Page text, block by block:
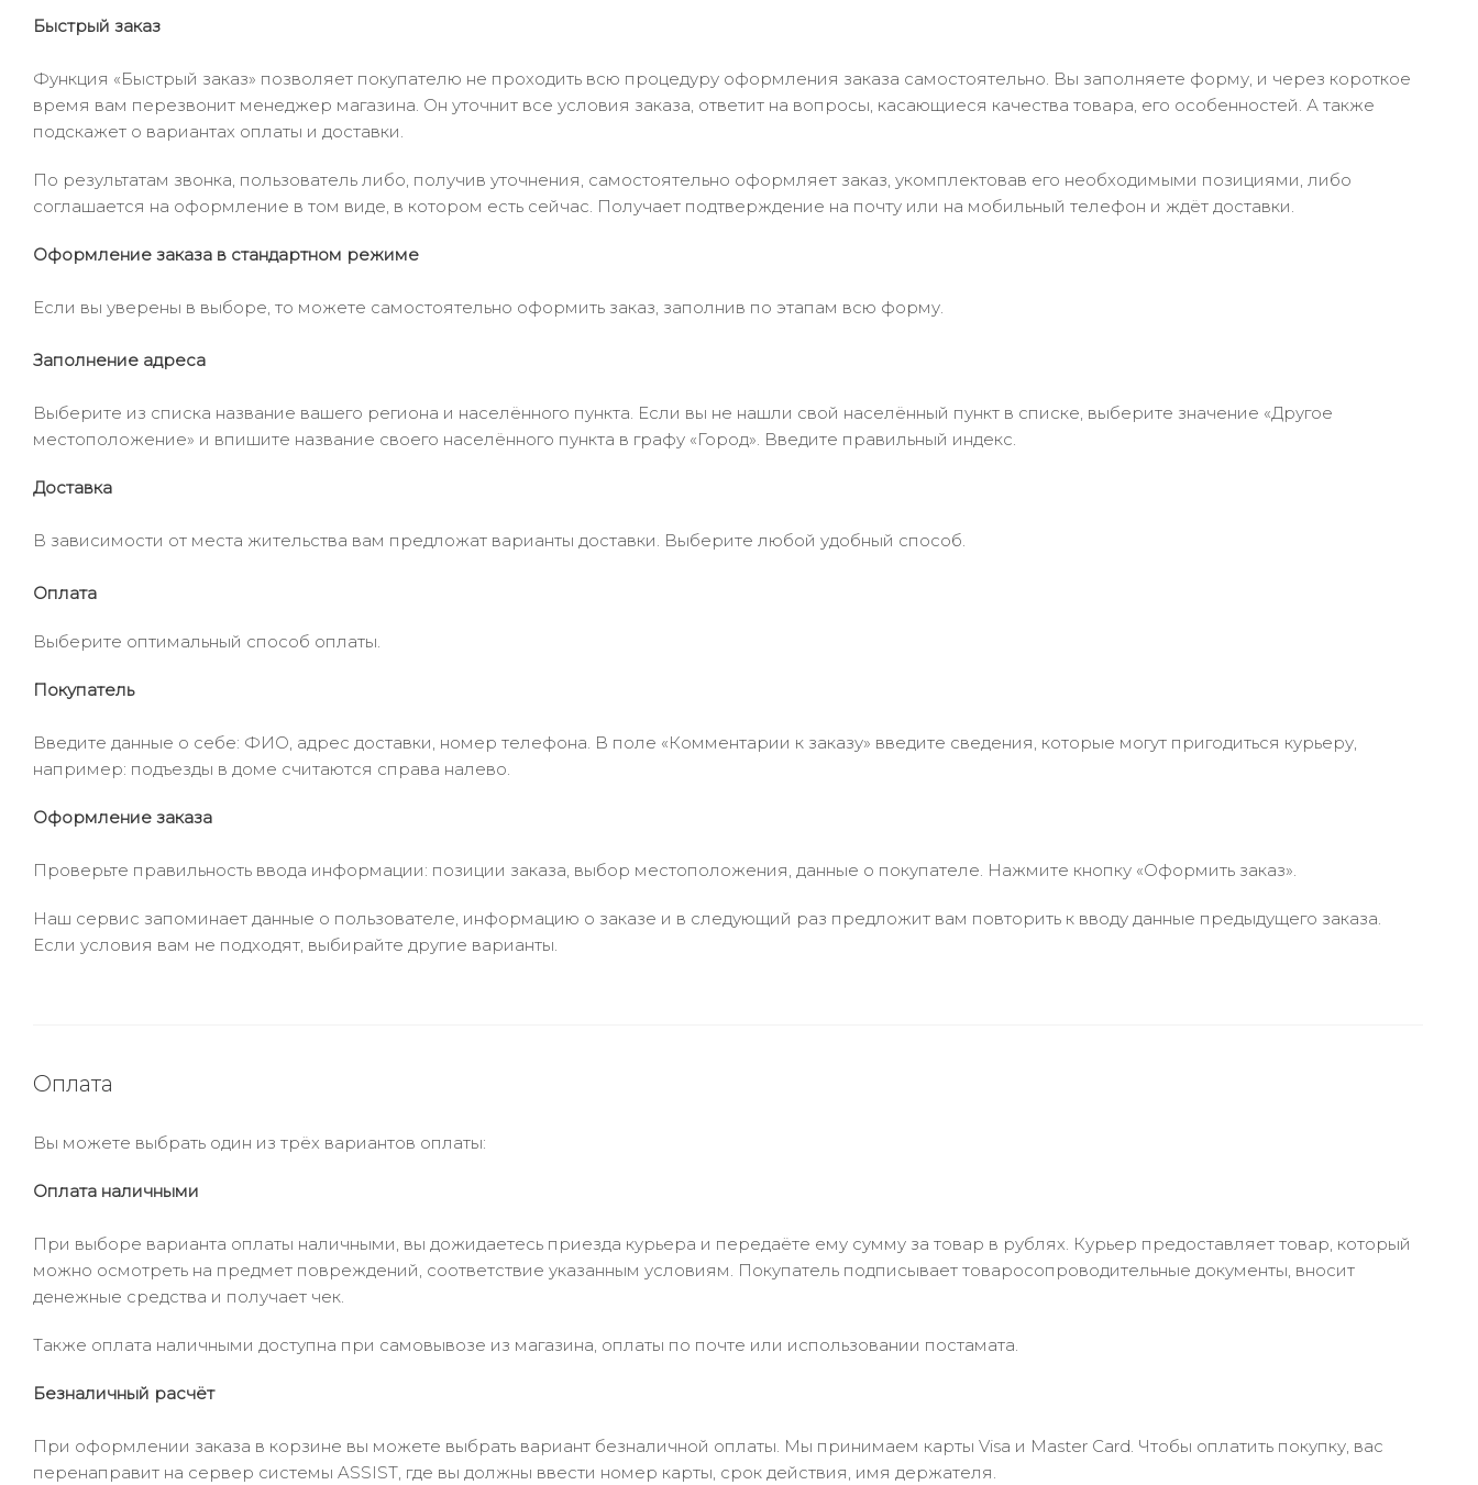
Быстрый заказ
Функция «Быстрый заказ» позволяет покупателю не проходить всю процедуру оформления заказа самостоятельно. Вы заполняете форму, и через короткое
время вам перезвонит менеджер магазина. Он уточнит все условия заказа, ответит на вопросы, касающиеся качества товара, его особенностей. А также
подскажет о вариантах оплаты и доставки.
По результатам звонка, пользователь либо, получив уточнения, самостоятельно оформляет заказ, укомплектовав его необходимыми позициями, либо
соглашается на оформление в том виде, в котором есть сейчас. Получает подтверждение на почту или на мобильный телефон и ждёт доставки.
Оформление заказа в стандартном режиме
Если вы уверены в выборе, то можете самостоятельно оформить заказ, заполнив по этапам всю форму.
Заполнение адреса
Выберите из списка название вашего региона и населённого пункта. Если вы не нашли свой населённый пункт в списке, выберите значение «Другое
местоположение» и впишите название своего населённого пункта в графу «Город». Введите правильный индекс.
Доставка
В зависимости от места жительства вам предложат варианты доставки. Выберите любой удобный способ.
Оплата
Выберите оптимальный способ оплаты.
Покупатель
Введите данные о себе: ФИО, адрес доставки, номер телефона. В поле «Комментарии к заказу» введите сведения, которые могут пригодиться курьеру,
например: подъезды в доме считаются справа налево.
Оформление заказа
Проверьте правильность ввода информации: позиции заказа, выбор местоположения, данные о покупателе. Нажмите кнопку «Оформить заказ».
Наш сервис запоминает данные о пользователе, информацию о заказе и в следующий раз предложит вам повторить к вводу данные предыдущего заказа.
Если условия вам не подходят, выбирайте другие варианты.
Оплата
Вы можете выбрать один из трёх вариантов оплаты:
Оплата наличными
При выборе варианта оплаты наличными, вы дожидаетесь приезда курьера и передаёте ему сумму за товар в рублях. Курьер предоставляет товар, который
можно осмотреть на предмет повреждений, соответствие указанным условиям. Покупатель подписывает товаросопроводительные документы, вносит
денежные средства и получает чек.
Также оплата наличными доступна при самовывозе из магазина, оплаты по почте или использовании постамата.
Безналичный расчёт
При оформлении заказа в корзине вы можете выбрать вариант безналичной оплаты. Мы принимаем карты Visa и Master Card. Чтобы оплатить покупку, вас
перенаправит на сервер системы ASSIST, где вы должны ввести номер карты, срок действия, имя держателя.